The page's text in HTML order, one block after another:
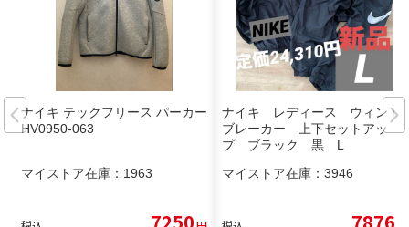
ナイキ テックフリース パーカー
HV0950-063
マイストア在庫： 1963
ナイキ レディース ウィンド
ブレーカー 上下セットアッ
プ ブラック 黒 L
マイストア在庫： 3946